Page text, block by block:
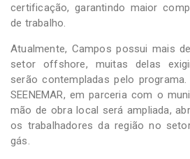
certificação, garantindo maior
de trabalho.
Atualmente, Campos possui mais
setor offshore, muitas delas
serão contempladas pelo
SEENEMAR, em parceria com o
mão de obra local será ampliada,
os trabalhadores da região no
gás.